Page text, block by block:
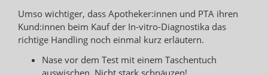
Umso wichtiger, dass Apotheker:innen und PTA ihren
Kund:innen beim Kauf der In-vitro-Diagnostika das
richtige Handling noch einmal kurz erläutern.
Nase vor dem Test mit einem Taschentuch
auswischen. Nicht stark schnäuzen!